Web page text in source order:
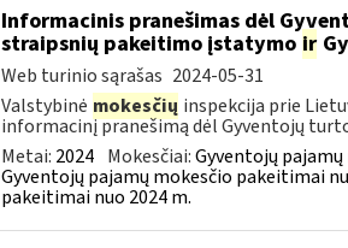
Informacinis pranešimas dėl
straipsnių pakeitimo įstatymo ir
Web turinio sąrašas 2024-05-31
Valstybinė mokesčių inspekcija prie
informacinį pranešimą dėl Gyventojų
Metai: 2024 Mokesčiai:Gyventojų
Gyventojų pajamų mokesčio pakeitimai
pakeitimai nuo 2024 m.